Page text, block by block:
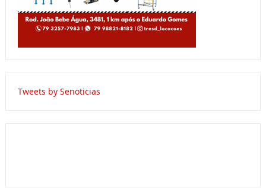
Tweets by Senoticias